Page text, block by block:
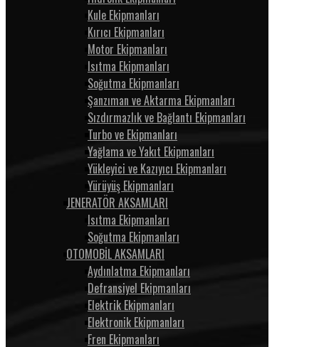
Kule Ekipmanları
Kırıcı Ekipmanları
Motor Ekipmanları
Isıtma Ekipmanları
Soğutma Ekipmanları
Şanzıman ve Aktarma Ekipmanları
Sızdırmazlık ve Bağlantı Ekipmanları
Turbo ve Ekipmanları
Yağlama ve Yakıt Ekipmanları
Yükleyici ve Kazıyıcı Ekipmanları
Yürüyüş Ekipmanları
JENERATÖR AKSAMLARI
Isıtma Ekipmanları
Soğutma Ekipmanları
OTOMOBİL AKSAMLARI
Aydınlatma Ekipmanları
Defransiyel Ekipmanları
Elektrik Ekipmanları
Elektronik Ekipmanları
Fren Ekipmanları